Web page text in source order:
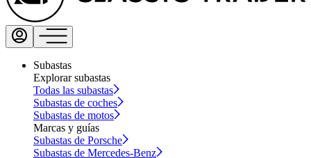
Subastas
Explorar subastas
Todas las subastas
Subastas de coches
Subastas de motos
Marcas y guías
Subastas de Porsche
Subastas de Mercedes-Benz